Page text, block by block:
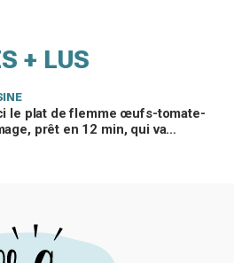
+ LUS
le plat de flemme œufs-tomate-
prêt en 12 min, qui va